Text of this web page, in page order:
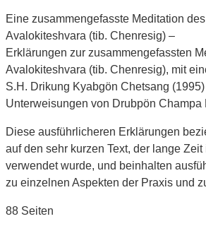
Eine zusammengefasste Meditation
Avalokiteshvara (tib. Chenresig) –
Erklärungen zur zusammengefassten
Avalokiteshvara (tib. Chenresig), mit
S.H. Drikung Kyabgön Chetsang (1995)
Unterweisungen von Drubpön Champa
Diese ausführlicheren Erklärungen
auf den sehr kurzen Text, der lange Zeit
verwendet wurde, und beinhalten
zu einzelnen Aspekten der Praxis und
88 Seiten